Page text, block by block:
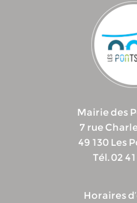
Mairie des
7 rue
49 130 Les
Tél. 02
Horaires